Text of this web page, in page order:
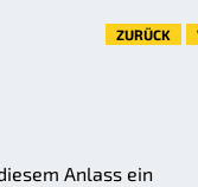
ZURÜCK
Anlass ein